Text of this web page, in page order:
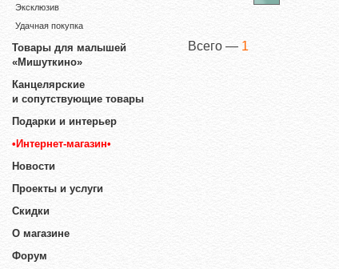
Эксклюзив
Удачная покупка
Товары для малышей
«Мишуткино»
Канцелярские
и сопутствующие товары
Подарки и интерьер
•Интернет-магазин•
Новости
Проекты и услуги
Скидки
О магазине
Форум
Всего — 1